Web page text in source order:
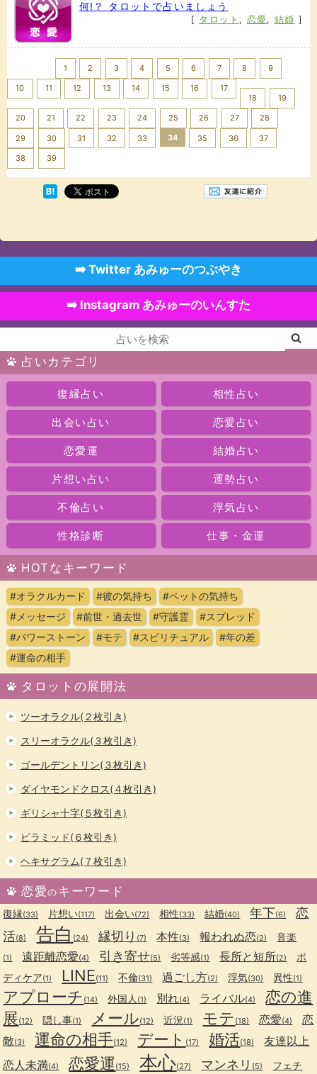
何!？ タロットで占いましょう
[ タロット , 恋愛, 結婚 ]
1 2 3 4 5 6 7 8 9
10 11 12 13 14 15 16
17
18
19
20 21 22 23 24 25 26 27 28
29 30 31 32 33 34 35 36 37
38 39
➡️ Twitter あみゅーのつぶやき
➡️ Instagram あみゅーのいんすた
占いカテゴリ
復縁占い 相性占い
出会い占い 恋愛占い
恋愛運 結婚占い
片想い占い 運勢占い
不倫占い 浮気占い
性格診断 仕事・金運
HOTなキーワード
#オラクルカード #彼の気持ち
#ペットの気持ち
#メッセージ
#前世・過去世 #守護霊
#スプレッド
#パワーストーン
#モテ #スピリチュアル
#年の差
#運命の相手
タロットの展開法
ツーオラクル(２枚引き)
スリーオラクル(３枚引き)
ゴールデントリン(３枚引き)
ダイヤモンドクロス(４枚引き)
ギリシャ十字(５枚引き)
ピラミッド(６枚引き)
ヘキサグラム(７枚引き)
恋愛のキーワード
復縁(33) 片想い(117) 出会い(72) 相性(33) 結婚(40) 年下(6)
恋
活(8) 告白 (24) 縁切り (7) 本性(3) 報われぬ恋(2) 音楽
(1) 遠距離恋愛(4) 引き寄せ(5) 劣等感(1) 長所と短所(2)
ボ
ディケア(1) LINE(11) 不倫(31) 過ごし方(2) 浮気(30) 異性(1)
アプローチ (14) 外国人 (1) 別れ(4) ライバル(4)
恋の進
展(12) 隠し事(1) メール(12) 近況 (1) モテ (18) 恋愛(4)
恋
敵(3) 運命の相手(12) デート (17) 婚活(18)
友達以上
恋人未満(4) 恋愛運 (15) 本心(27) マンネリ (5) フェチ